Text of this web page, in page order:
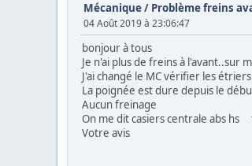
Mécanique/ Problème freins
04 Août 2019 à 23:06:47
bonjour à tous
Je n'ai plus de freins à l'avant..sur
J'ai changé le MC vérifier les
La poignée est dure depuis le
Aucun freinage
On me dit casiers centrale abs hs
Votre avis